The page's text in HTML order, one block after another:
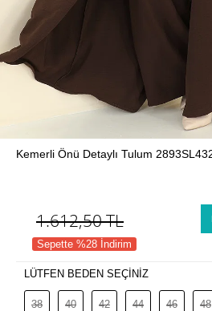
Kemerli Önü Detaylı Tulum
1.612,50TL
Sepette %28 İndirim
LÜTFEN BEDEN SEÇİNİZ
38 40 42 44 46 48